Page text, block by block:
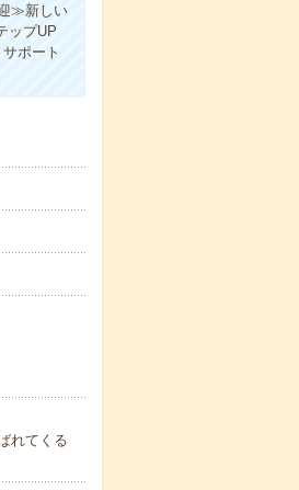
≫新しい
ップUP
ポート
れてくる